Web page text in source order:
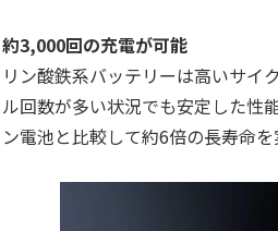
約3,000回の充電が可能
リン酸鉄系バッテリーは高いサイ
ル回数が多い状況でも安定した性
ン電池と比較して約6倍の長寿命を